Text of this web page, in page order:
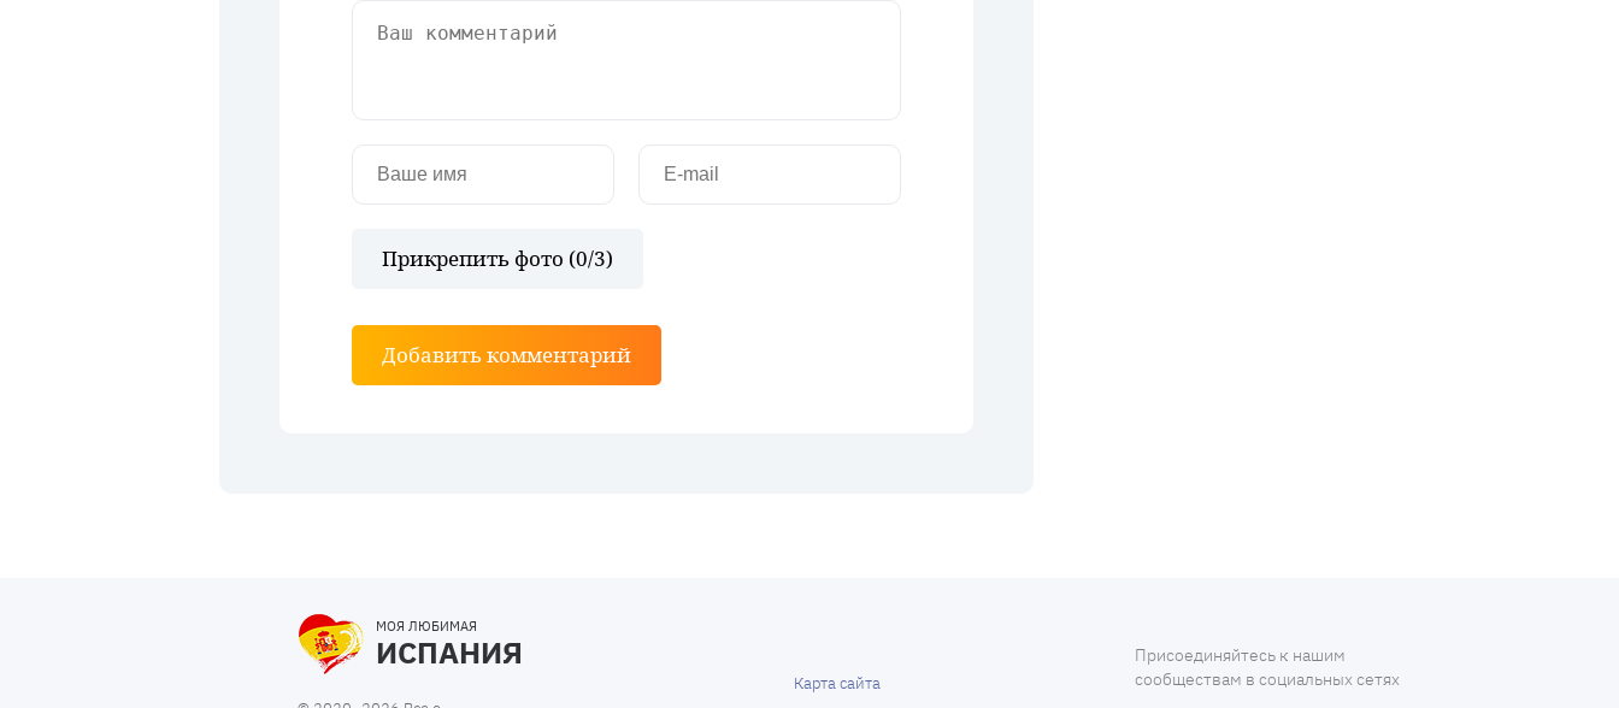
Прикрепить фото (0/3)
Добавить комментарий
МОЯ ЛЮБИМАЯ
ИСПАНИЯ
Карта сайта
Присоединяйтесь к нашим
сообществам в социальных сетях